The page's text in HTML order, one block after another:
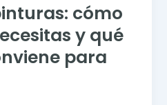
cómo
y qué
para